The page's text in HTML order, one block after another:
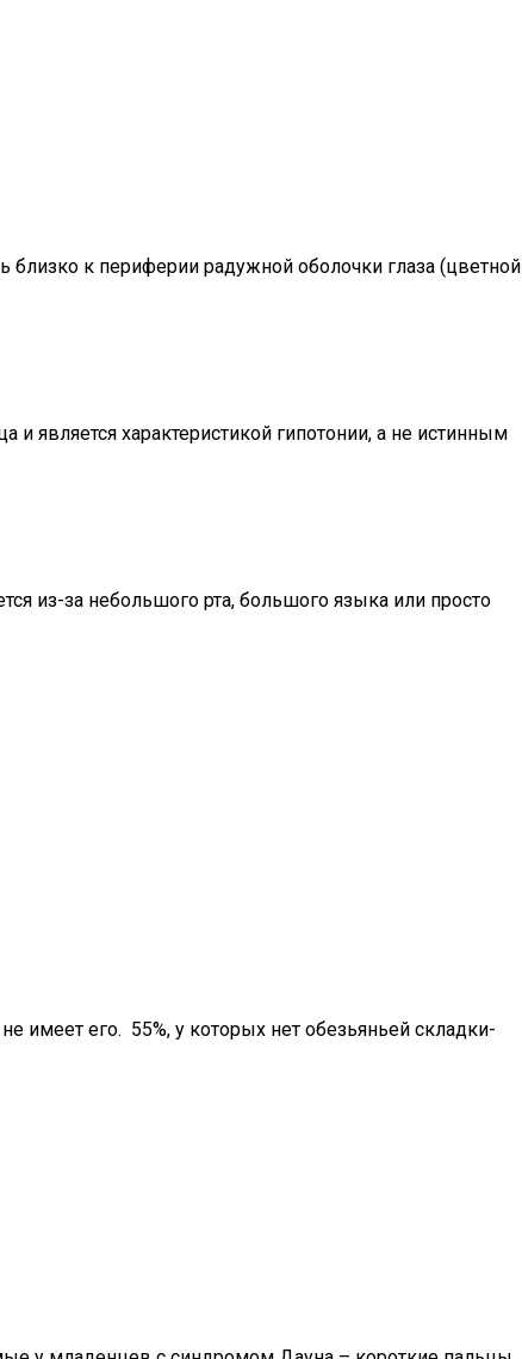
к периферии радужной оболочки глаза (цветной
является характеристикой гипотонии, а не истинным
из-за небольшого рта, большого языка или просто
имеет его. 55%, у которых нет обезьяньей складки-